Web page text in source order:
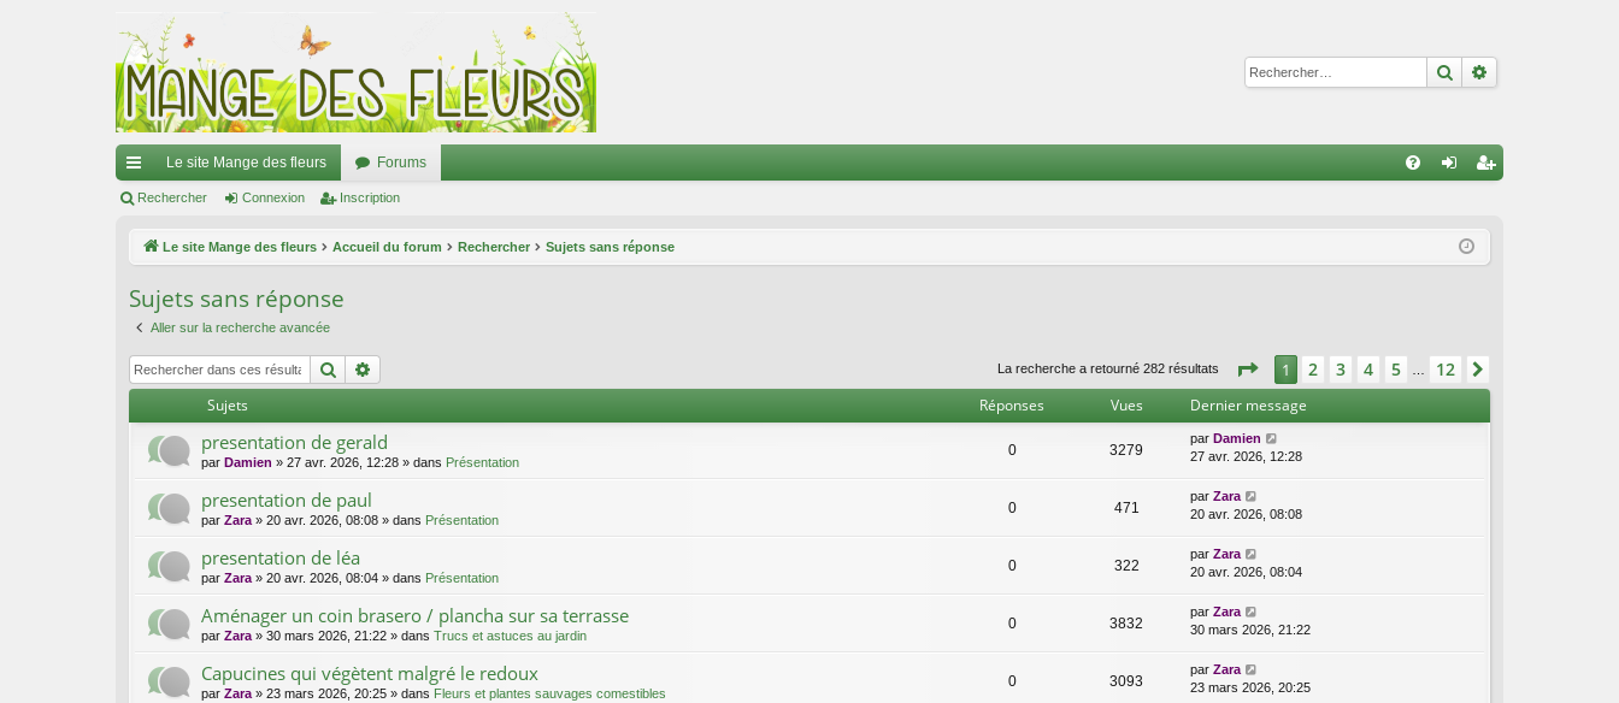
Rechercher
ac
ci
Le site Mange des fleurs Forums
cri
Rechercher Connexion Inscription
Le site Mange des fleurs Accueil du forum Rechercher Sujets sans réponse
Sujets sans réponse
Aller sur la recherche avancée
Rechercher La recherche a retourné 282 résultats Page 1sur 12
1 2 3 4 5 … 12
Sujets Réponses Vues Dernier message
presentation de gerald
par Damien » 27 avr. 2026, 12:28 » dans Présentation
0 3279
par Damien
27 avr. 2026, 12:28
presentation de paul
par Zara» 20 avr. 2026, 08:08 » dans Présentation
0 471
par Zara
20 avr. 2026, 08:08
presentation de léa
par Zara» 20 avr. 2026, 08:04 » dans Présentation
0 322
par Zara
20 avr. 2026, 08:04
Aménager un coin brasero / plancha sur sa terrasse
par Zara» 30 mars 2026, 21:22 » dans Trucs et astuces au jardin
0 3832
par Zara
30 mars 2026, 21:22
Capucines qui végètent malgré le redoux
par Zara» 23 mars 2026, 20:25 » dans Fleurs et plantes sauvages comestibles
0 3093
par Zara
23 mars 2026, 20:25